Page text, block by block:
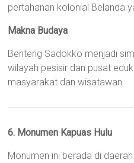
pertahanan kolonial Belanda
Makna Budaya
Benteng Sadokko menjadi
wilayah pesisir dan pusat
masyarakat dan wisatawan.
6. Monumen Kapuas Hulu
Monumen ini berada di